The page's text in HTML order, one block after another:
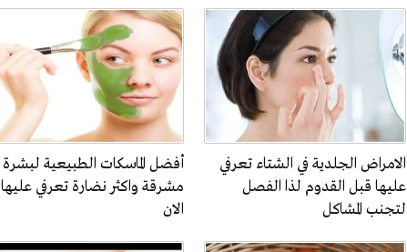
الامراض الجلدية في الشتاء تعرفي
عليها قبل القدوم لذا الفصل
لتجنب المشاكل
أفضل الماسكات الطبيعية لبشرة
مشرقة واكثر نضارة تعرفي عليها
الان